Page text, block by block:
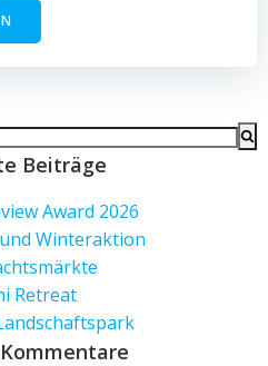
Beiträge
Award 2026
Winteraktion
Retreat